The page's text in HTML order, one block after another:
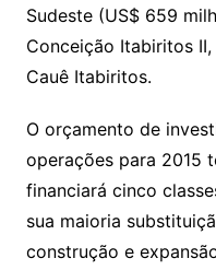
Sudeste (US$ 659
Conceição Itabiritos
Cauê Itabiritos.
O orçamento de
operações para 2015
financiará cinco
sua maioria
construção e